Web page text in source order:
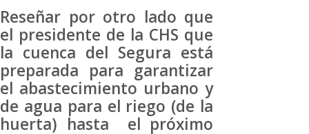
Reseñar por otro lado que
el presidente de la CHS que
la cuenca del Segura está
preparada para garantizar
el abastecimiento urbano y
de agua para el riego (de la
huerta) hasta el próximo